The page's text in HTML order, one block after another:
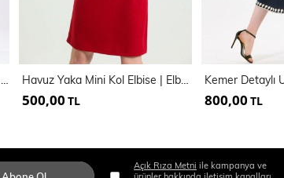
Önü Taş Detaylı Abiye Kimono | Kmn34913 Havuz Yaka Mini Kol Elbise | Elb33681
500,00 TL 800,00 TL
Açık Rıza Metni ile kampanya ve